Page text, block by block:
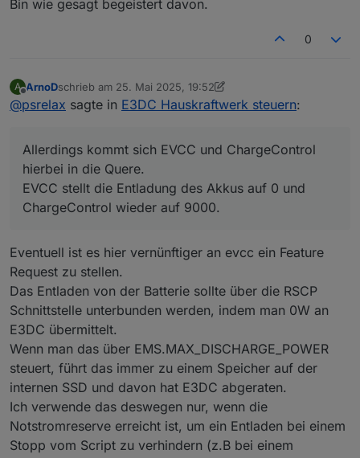
Bin wie gesagt begeistert davon.
0
A
Offline
ArnoDschrieb am 25. Mai 2025, 19:52
zuletzt editiert von ArnoD
@psrelax sagte in E3DC Hauskraftwerk steuern:
Allerdings kommt sich EVCC und ChargeControl
hierbei in die Quere.
EVCC stellt die Entladung des Akkus auf 0 und
ChargeControl wieder auf 9000.
Eventuell ist es hier vernünftiger an evcc ein Feature
Request zu stellen.
Das Entladen von der Batterie sollte über die RSCP
Schnittstelle unterbunden werden, indem man 0W an
E3DC übermittelt.
Wenn man das über EMS.MAX_DISCHARGE_POWER
steuert, führt das immer zu einem Speicher auf der
internen SSD und davon hat E3DC abgeraten.
Ich verwende das deswegen nur, wenn die
Notstromreserve erreicht ist, um ein Entladen bei einem
Stopp vom Script zu verhindern (z.B bei einem